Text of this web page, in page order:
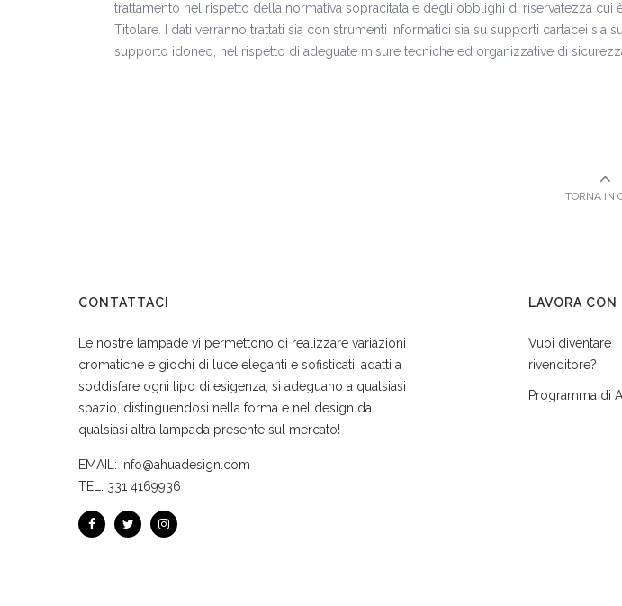
trattamento nel rispetto della normativa sopracitata e degli obblighi di riservatezza cui è
Titolare. I dati verranno trattati sia con strumenti informatici sia su supporti cartacei sia
supporto idoneo, nel rispetto di adeguate misure tecniche ed organizzative di
TORNA IN
CONTATTACI
Le nostre lampade vi permettono di realizzare variazioni
cromatiche e giochi di luce eleganti e sofisticati, adatti a
soddisfare ogni tipo di esigenza, si adeguano a qualsiasi
spazio, distinguendosi nella forma e nel design da
qualsiasi altra lampada presente sul mercato!
EMAIL: info@ahuadesign.com
TEL: 331 4169936
LAVORA CON
Vuoi diventare
rivenditore?
Programma di